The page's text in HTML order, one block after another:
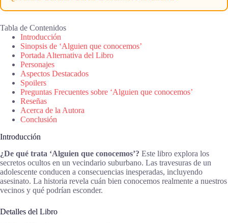
Tabla de Contenidos
Introducción
Sinopsis de ‘Alguien que conocemos’
Portada Alternativa del Libro
Personajes
Aspectos Destacados
Spoilers
Preguntas Frecuentes sobre ‘Alguien que conocemos’
Reseñas
Acerca de la Autora
Conclusión
Introducción
¿De qué trata ‘Alguien que conocemos’? Este libro explora los
secretos ocultos en un vecindario suburbano. Las travesuras de un
adolescente conducen a consecuencias inesperadas, incluyendo
asesinato. La historia revela cuán bien conocemos realmente a nuestros
vecinos y qué podrían esconder.
Detalles del Libro